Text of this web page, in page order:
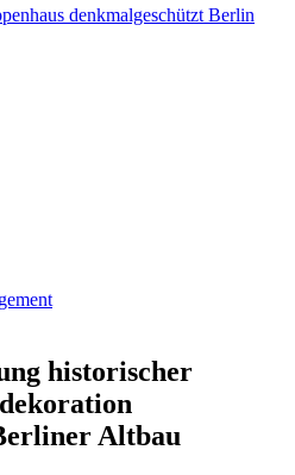
denkmalgeschützt Berlin
historischer
Altbau